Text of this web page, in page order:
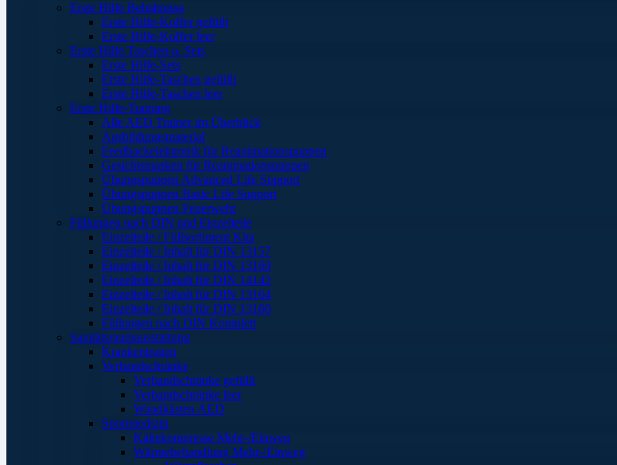
Erste Hilfe Behältnisse
Erste Hilfe-Koffer gefüllt
Erste Hilfe-Koffer leer
Erste Hilfe Taschen u. Sets
Erste Hilfe-Sets
Erste Hilfe-Taschen gefüllt
Erste Hilfe-Taschen leer
Erste Hilfe-Training
Alle AED Trainer im Überblick
Ausbildungsmaterial
Feedbackelektronik für Reanimationspuppen
Gesichtsmasken für Reanimationspuppen
Übungspuppen Advanced Life Support
Übungspuppen Basic Life Support
Übungspuppen Feuerwehr
Füllungen nach DIN und Einzelteile
Einzelteile / Füllsortiment Kita
Einzelteile / Inhalt für DIN 13157
Einzelteile / Inhalt für DIN 13169
Einzelteile / Inhalt für DIN 14142
Einzelteile / Inhalt für DIN 13164
Einzelteile / Inhalt für DIN 13160
Füllungen nach DIN Komplett
Sanitätsraumausstattung
Krankentragen
Verbandschränke
Verbandschränke gefüllt
Verbandschränke leer
Wandkästen AED
Sportmedizin
Kältekompresse Mehr-/Einweg
Wärmebehandlung Mehr-/Einweg